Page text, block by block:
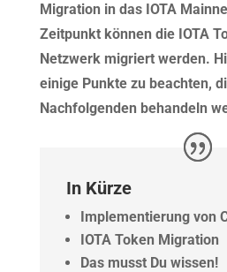
Migration in das IOTA
Zeitpunkt können die IOTA
Netzwerk migriert werden.
einige Punkte zu beachten,
Nachfolgenden behandeln
In Kürze
Implementierung von
IOTA Token Migration
Das musst Du wissen!